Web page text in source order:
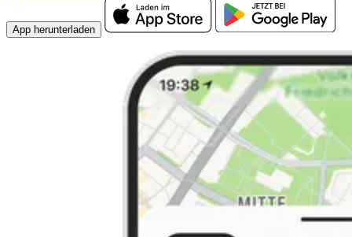
App herunterladen